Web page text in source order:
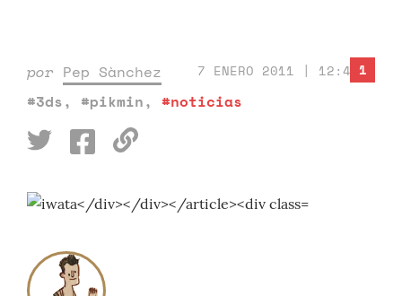
por Pep Sànchez 7 ENERO 2011 | 12:40
#3ds, #pikmin, #noticias
1